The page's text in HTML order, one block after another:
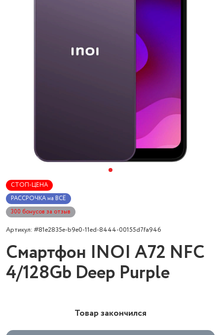
СТОП-ЦЕНА
РАССРОЧКА на ВСЁ
300 бонусов за отзыв
Артикул: #81e2835e-b9e0-11ed-8444-00155d7fa946
Смартфон INOI A72 NFC
4/128Gb Deep Purple
Товар закончился